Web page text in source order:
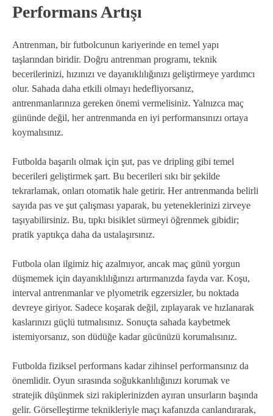
Performans Artışı
Antrenman, bir futbolcunun kariyerinde en temel yapı
taşlarından biridir. Doğru antrenman programı, teknik
becerilerinizi, hızınızı ve dayanıklılığınızı geliştirmeye yardımcı
olur. Sahada daha etkili olmayı hedefliyorsanız,
antrenmanlarınıza gereken önemi vermelisiniz. Yalnızca maç
gününde değil, her antrenmanda en iyi performansınızı ortaya
koymalısınız.
Futbolda başarılı olmak için şut, pas ve dripling gibi temel
becerileri geliştirmek şart. Bu becerileri sıkı bir şekilde
tekrarlamak, onları otomatik hale getirir. Her antrenmanda belirli
sayıda pas ve şut çalışması yaparak, bu yeteneklerinizi zirveye
taşıyabilirsiniz. Bu, tıpkı bisiklet sürmeyi öğrenmek gibidir;
pratik yaptıkça daha da ustalaşırsınız.
Futbola olan ilgimiz hiç azalmıyor, ancak maç günü yorgun
düşmemek için dayanıklılığınızı artırmanızda fayda var. Koşu,
interval antrenmanlar ve plyometrik egzersizler, bu noktada
devreye giriyor. Sadece koşarak değil, zıplayarak ve hızlanarak
kaslarınızı güçlü tutmalısınız. Sonuçta sahada kaybetmek
istemiyorsanız, son düdüğe kadar gücünüzü korumalısınız.
Futbolda fiziksel performans kadar zihinsel performansınız da
önemlidir. Oyun sırasında soğukkanlılığınızı korumak ve
stratejik düşünmek sizi rakiplerinizden ayıran unsurların başında
gelir. Görselleştirme teknikleriyle maçı kafanızda canlandırarak,